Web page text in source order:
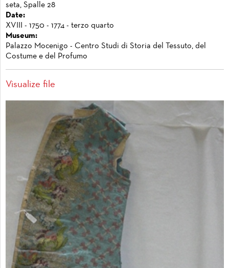
seta, Spalle 28
Date:
XVIII - 1750 - 1774 - terzo quarto
Museum:
Palazzo Mocenigo - Centro Studi di Storia del Tessuto, del
Costume e del Profumo
Visualize file